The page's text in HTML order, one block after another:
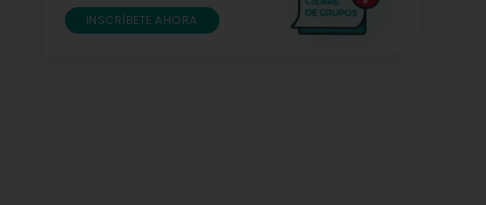
INSCRÍBETE AHORA